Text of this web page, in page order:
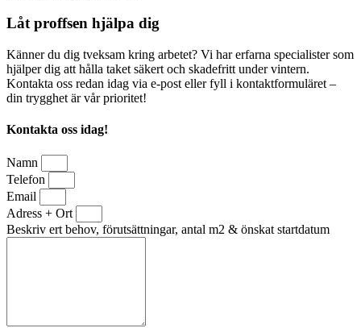
Låt proffsen hjälpa dig
Känner du dig tveksam kring arbetet? Vi har erfarna specialister som
hjälper dig att hålla taket säkert och skadefritt under vintern.
Kontakta oss redan idag via e-post eller fyll i kontaktformuläret –
din trygghet är vår prioritet!
Kontakta oss idag!
Namn
Telefon
Email
Adress + Ort
Beskriv ert behov, förutsättningar, antal m2 & önskat startdatum